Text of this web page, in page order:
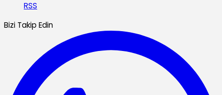
RSS
Bizi Takip Edin